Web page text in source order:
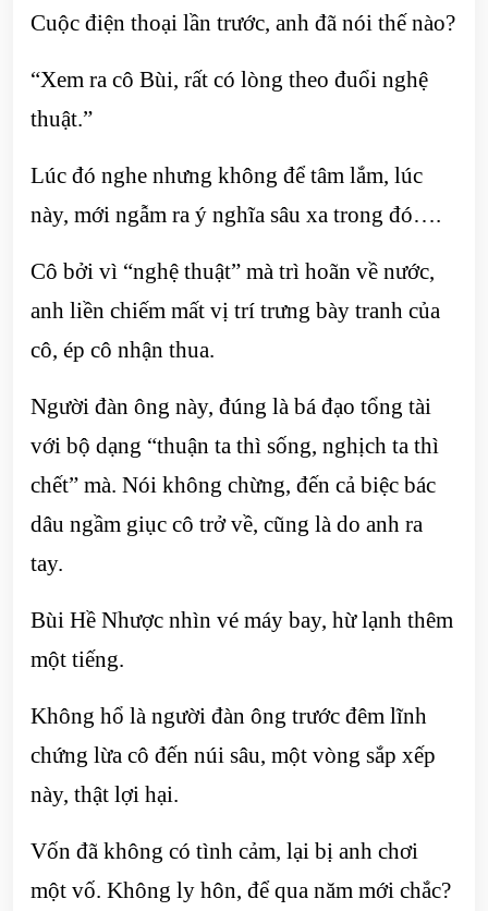
Cuộc điện thoại lần trước, anh đã nói thế nào?
“Xem ra cô Bùi, rất có lòng theo đuổi nghệ
thuật.”
Lúc đó nghe nhưng không để tâm lắm, lúc
này, mới ngẫm ra ý nghĩa sâu xa trong đó….
Cô bởi vì “nghệ thuật” mà trì hoãn về nước,
anh liền chiếm mất vị trí trưng bày tranh của
cô, ép cô nhận thua.
Người đàn ông này, đúng là bá đạo tổng tài
với bộ dạng “thuận ta thì sống, nghịch ta thì
chết” mà. Nói không chừng, đến cả biệc bác
dâu ngầm giục cô trở về, cũng là do anh ra
tay.
Bùi Hề Nhược nhìn vé máy bay, hừ lạnh thêm
một tiếng.
Không hổ là người đàn ông trước đêm lĩnh
chứng lừa cô đến núi sâu, một vòng sắp xếp
này, thật lợi hại.
Vốn đã không có tình cảm, lại bị anh chơi
một vố. Không ly hôn, để qua năm mới chắc?